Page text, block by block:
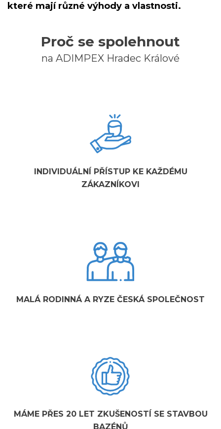
které mají různé výhody a vlastnosti.
Proč se spolehnout
na ADIMPEX Hradec Králové
INDIVIDUÁLNÍ PŘÍSTUP KE KAŽDÉMU
ZÁKAZNÍKOVI
MALÁ RODINNÁ A RYZE ČESKÁ SPOLEČNOST
MÁME PŘES 20 LET ZKUŠENOSTÍ SE STAVBOU
BAZÉNŮ